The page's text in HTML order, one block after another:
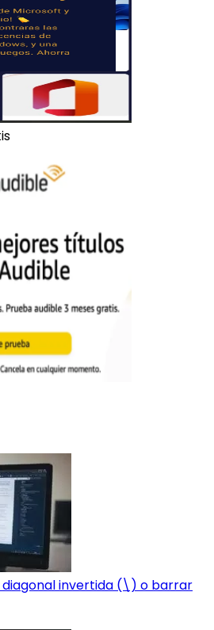
diagonal invertida (\) o barrar